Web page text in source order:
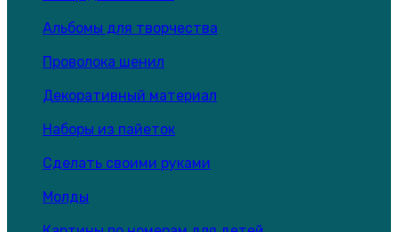
Альбомы для творчества
Проволока шенил
Декоративный материал
Наборы из пайеток
Сделать своими руками
Молды